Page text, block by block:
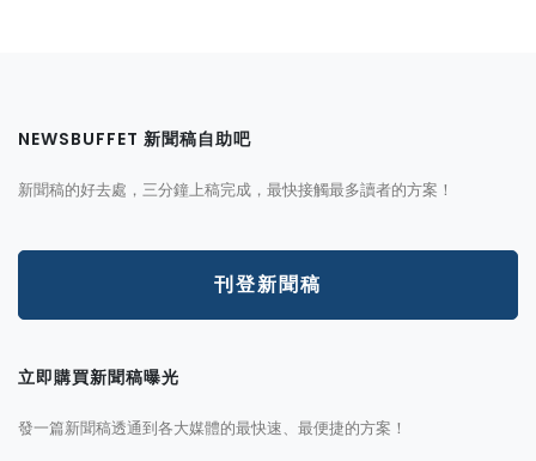
NEWSBUFFET 新聞稿自助吧
新聞稿的好去處，三分鐘上稿完成，最快接觸最多讀者的方案！
刊登新聞稿
立即購買新聞稿曝光
發一篇新聞稿透通到各大媒體的最快速、最便捷的方案！